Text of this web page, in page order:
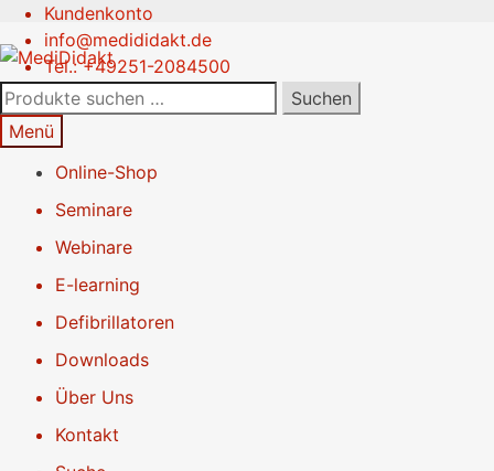
Kundenkonto
info@medididakt.de
Tel.: +49251-2084500
Zur
Navigation
springen
Springe
zum
Inhalt
Suchen
nach:
Suchen
Menü
Online-Shop
Seminare
Webinare
E-learning
Defibrillatoren
Downloads
Über Uns
Kontakt